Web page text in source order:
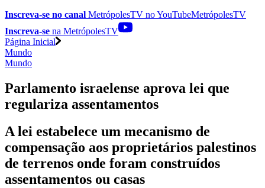
Inscreva-se no canal MetrópolesTV noYouTubeMetrópolesTV
Inscreva-se na MetrópolesTV
Página Inicial
Mundo
Mundo
Parlamento israelense aprova lei que
regulariza assentamentos
A lei estabelece um mecanismo de
compensação aos proprietários palestinos
de terrenos onde foram construídos
assentamentos ou casas